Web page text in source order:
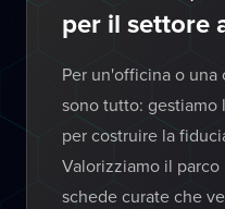
per il settore
Per un'officina o
sono tutto: gestiamo
per costruire la
Valorizziamo il
schede curate che